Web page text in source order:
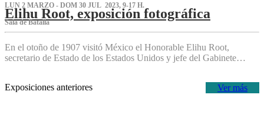
LUN 2 MARZO - DOM 30 JUL 2023, 9-17 H.
Elihu Root, exposición fotográfica
Sala de Batalla
En el otoño de 1907 visitó México el Honorable Elihu Root,
secretario de Estado de los Estados Unidos y jefe del Gabinete…
Ver más
Exposiciones anteriores